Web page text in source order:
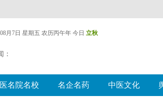
月7日 星期五 农历丙午年 今日 立秋
：
名院名校 名企名药 中医文化